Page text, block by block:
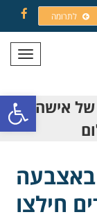
פתח
לתרומה
תפריט
אישה,
חילצו